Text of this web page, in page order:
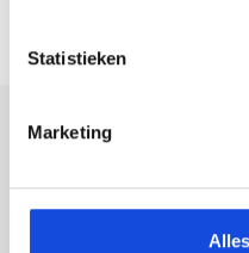
Statistieken
Marketing
Auto Keijzers